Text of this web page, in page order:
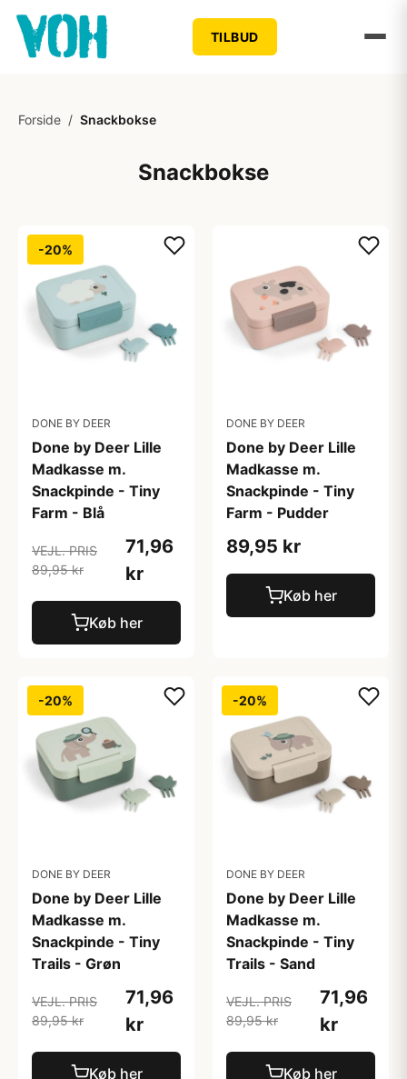
TILBUD
Forside / Snackbokse
Snackbokse
-20%
DONE BY DEER
Done by Deer Lille
Madkasse m.
Snackpinde - Tiny
Farm - Blå
VEJL. PRIS
89,95 kr
71,96
kr
Køb her
DONE BY DEER
Done by Deer Lille
Madkasse m.
Snackpinde - Tiny
Farm - Pudder
89,95 kr
Køb her
-20%
DONE BY DEER
Done by Deer Lille
Madkasse m.
Snackpinde - Tiny
Trails - Grøn
VEJL. PRIS
89,95 kr
71,96
kr
Køb her
-20%
DONE BY DEER
Done by Deer Lille
Madkasse m.
Snackpinde - Tiny
Trails - Sand
VEJL. PRIS
89,95 kr
71,96
kr
Køb her